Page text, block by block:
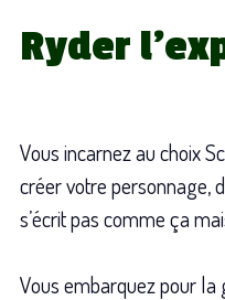
Ryder
Vous incarnez au choix
créer votre personnage,
s’écrit pas comme ça
Vous embarquez pour la